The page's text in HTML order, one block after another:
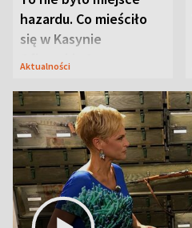
hazardu. Co mieściło
się w Kasynie
Oficerskim?
Aktualności